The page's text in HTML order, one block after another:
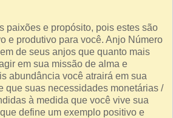
paixões e propósito, pois estes são
e produtivo para você. Anjo Número
de seus anjos que quanto mais
em sua missão de alma e
abundância você atrairá em sua
que suas necessidades monetárias /
à medida que você vive sua
define um exemplo positivo e